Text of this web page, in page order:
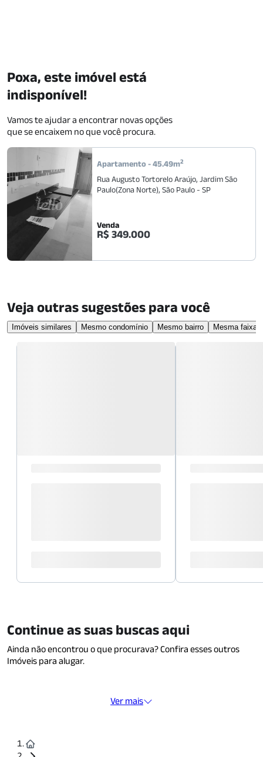
Apartamento -45.49m2
Rua Augusto Tortorelo Araújo, Jardim São
Paulo(Zona Norte), São Paulo - SP
Venda
R$ 349.000
Poxa, este imóvel está
indisponível!
Vamos te ajudar a encontrar novas opções
que se encaixem no que você procura.
Veja outras sugestões para você
Imóveis similares Mesmo condomínio Mesmo bairro Mesma faixa
Continue as suas buscas aqui
Ainda não encontrou o que procurava? Confira esses outros
Imóveis para alugar.
Ver mais